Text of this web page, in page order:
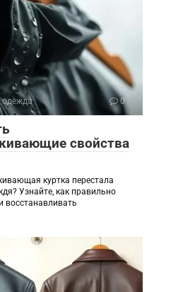
одежда 0
свойства
куртка перестала
Узнайте, как правильно
восстанавливать